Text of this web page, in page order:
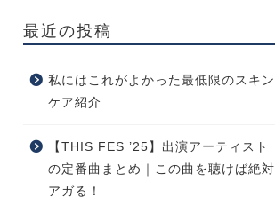
最近の投稿
私にはこれがよかった最低限のスキン
ケア紹介
【THIS FES ’25】出演アーティスト
の定番曲まとめ｜この曲を聴けば絶対
アガる！